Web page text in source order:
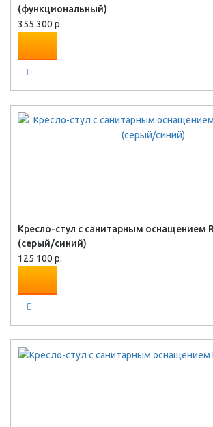
(функциональный)
355 300 р.
Кресло-стул с санитарным оснащением
(серый/синий)
125 100 р.